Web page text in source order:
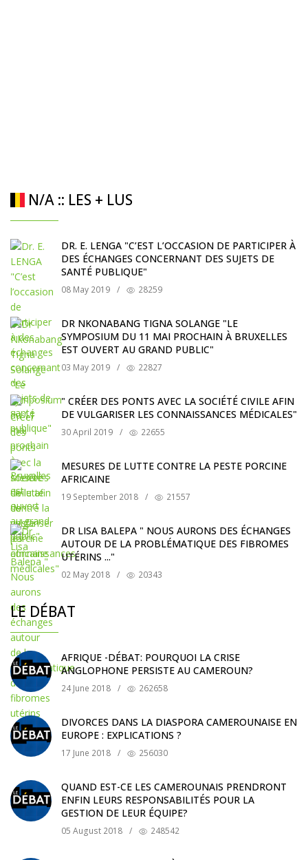
N/A :: LES + LUS
DR. E. LENGA "C’EST L’OCCASION DE PARTICIPER À
DES ÉCHANGES CONCERNANT DES SUJETS DE
SANTÉ PUBLIQUE"
08 May 2019 / 28259
DR NKONABANG TIGNA SOLANGE "LE
SYMPOSIUM DU 11 MAI PROCHAIN À BRUXELLES
EST OUVERT AU GRAND PUBLIC"
03 May 2019 / 22827
" CRÉER DES PONTS AVEC LA SOCIÉTÉ CIVILE AFIN
DE VULGARISER LES CONNAISSANCES MÉDICALES"
30 April 2019 / 22655
MESURES DE LUTTE CONTRE LA PESTE PORCINE
AFRICAINE
19 September 2018 / 21557
DR LISA BALEPA " NOUS AURONS DES ÉCHANGES
AUTOUR DE LA PROBLÉMATIQUE DES FIBROMES
UTÉRINS ..."
02 May 2018 / 20343
LE DÉBAT
AFRIQUE -DÉBAT: POURQUOI LA CRISE
ANGLOPHONE PERSISTE AU CAMEROUN?
24 June 2018 / 262658
DIVORCES DANS LA DIASPORA CAMEROUNAISE EN
EUROPE : EXPLICATIONS ?
17 June 2018 / 256030
QUAND EST-CE LES CAMEROUNAIS PRENDRONT
ENFIN LEURS RESPONSABILITÉS POUR LA
GESTION DE LEUR ÉQUIPE?
05 August 2018 / 248542